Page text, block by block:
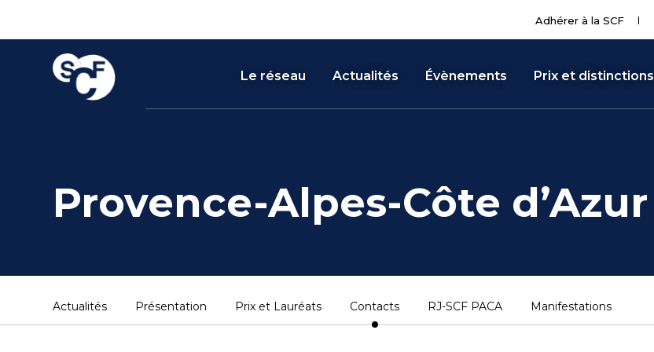
Adhérer à la SCF
Le réseau Actualités Évènements Prix et distinctions
Provence-Alpes-Côte d’Azur
Actualités Présentation Prix et Lauréats Contacts RJ-SCF PACA Manifestations